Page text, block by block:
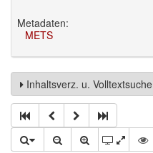
Metadaten:
METS
Inhaltsverz. u. Volltextsuche